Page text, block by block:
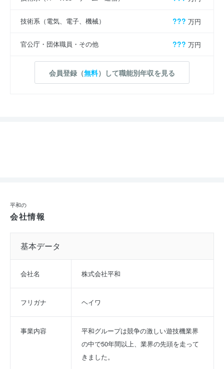
技術系（電気、電子、機械） ??? 万円
官公庁・団体職員・その他 ??? 万円
会員登録（無料）して職能別年収を見る
平和の
会社情報
基本データ
会社名 株式会社平和
フリガナ ヘイワ
事業内容
平和グループは競争の激しい遊技機業界
の中で50年間以上、業界の先頭を走って
きました。